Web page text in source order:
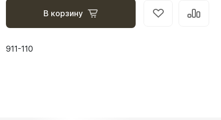
В корзину
911-110